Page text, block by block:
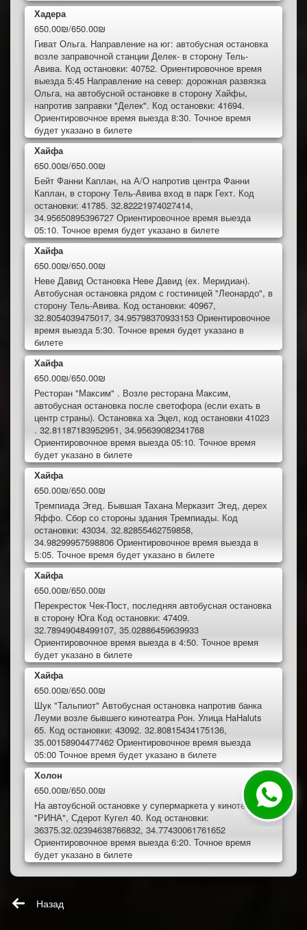
Хадера
650.00₪/650.00₪
Гиват Ольга. Направление на юг: автобусная остановка
возле заправочной станции Делек- в сторону Тель-
Авива. Код остановки: 40752. Ориентировочное время
выезда 5:45 Направление на север: дорожная развязка
Ольга, на автобусной остановке в сторону Хайфы,
напротив заправки "Делек". Код остановки: 41694.
Ориентировочное время выезда 8:30. Точное время
будет указано в билете
Хайфа
650.00₪/650.00₪
Бейт Фанни Каплан, на А/О напротив центра Фанни
Каплан, в сторону Тель-Авива вход в парк Гехт. Код
остановки: 41785. 32.82221974027414,
34.95650895396727 Ориентировочное время выезда
05:10. Точное время будет указано в билете
Хайфа
650.00₪/650.00₪
Неве Давид Остановка Неве Давид (ex. Меридиан).
Автобусная остановка рядом с гостиницей "Леонардо", в
сторону Тель-Авива. Код остановки: 40967,
32.8054039475017, 34.95798370933153 Ориентировочное
время выезда 5:30. Точное время будет указано в
билете
Хайфа
650.00₪/650.00₪
Ресторан "Максим" . Возле ресторана Максим,
автобусная остановка после светофора (если ехать в
центр страны). Остановка ха Эцел, код остановки 41023
. 32.81187183952951, 34.95639082341768
Ориентировочное время выезда 05:10. Точное время
будет указано в билете
Хайфа
650.00₪/650.00₪
Тремпиада Эгед. Бывшая Тахана Мерказит Эгед, дерех
Яффо. Сбор со стороны здания Тремпиады. Код
остановки: 43034. 32.82855462759858,
34.98299957598806 Ориентировочное время выезда в
5:05. Точное время будет указано в билете
Хайфа
650.00₪/650.00₪
Перекресток Чек-Пост, последняя автобусная остановка
в сторону Юга Код остановки: 47409.
32.78949048499107, 35.02886459639933
Ориентировочное время выезда в 4:50. Точное время
будет указано в билете
Хайфа
650.00₪/650.00₪
Шук "Тальпиот" Автобусная остановка напротив банка
Леуми возле бывшего кинотеатра Рон. Улица HaHaluts
65. Код остановки: 43092. 32.80815434175136,
35.00158904477462 Ориентировочное время выезда
05:00 Точное время будет указано в билете
Холон
650.00₪/650.00₪
На автоубсной остановке у супермаркета у кинотеатра
"РИНА", Сдерот Кугел 40. Код остановки:
36375.32.02394638766832, 34.77430061761652
Ориентировочное время выезда 6:20. Точное время
будет указано в билете
Назад